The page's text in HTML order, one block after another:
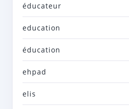
éducateur
education
éducation
ehpad
elis